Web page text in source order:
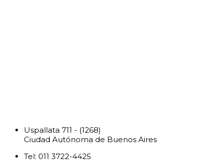
Uspallata 711 - (1268)
Ciudad Autónoma de Buenos Aires
Tel: 011 3722-4425